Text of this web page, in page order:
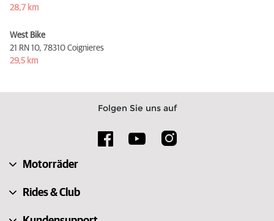
28,7 km
West Bike
21 RN 10, 78310 Coignieres
29,5 km
Folgen Sie uns auf
Motorräder
Rides & Club